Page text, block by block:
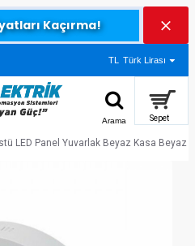
Kaçırma!
TL Türk Lirası
LED Panel Yuvarlak Beyaz Kasa Beyaz